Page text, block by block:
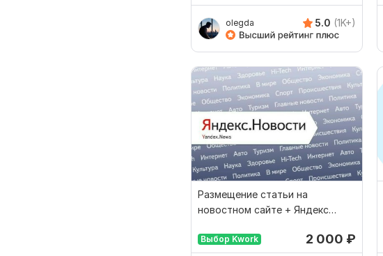
olegda 5.0 (1K+)
Размещение статьи на
новостном сайте + Яндекс
Выбор Kwork 2 000 ₽